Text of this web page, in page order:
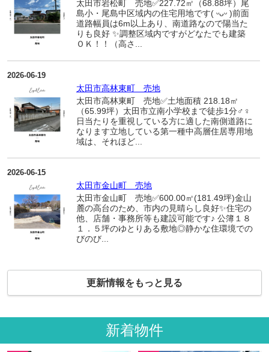
太田市岩松町 売地✅227.72㎡（68.88坪）尾
島小・尾島中区域内の住宅用地です( ᵕᴗᵕ )前面
道路幅員は6m以上あり、南道路なので陽当た
りも良好 ✨調整区域内ですがどなたでも建築
ＯＫ！！（高さ...
2026-06-19
太田市高林東町 売地
太田市高林東町 売地✅土地面積 218.18㎡
（65.99坪）太田市立南小学校まで徒歩1分‍♂️‍♀️
日当たりを重視している方に適した南側道路に
なります立地している第一種中高層住居専用地
域は、それほど...
2026-06-15
太田市金山町 売地
太田市金山町 売地✅600.00㎡(181.49坪)金山
麓の高台のため、市内の見晴らし良好✨住宅の
他、店舗・事務所等も建設可能です♪ 公簿１８
１．５坪のゆとりある敷地◎静かな住環境での
びのび...
更新情報をもっと見る
新着物件